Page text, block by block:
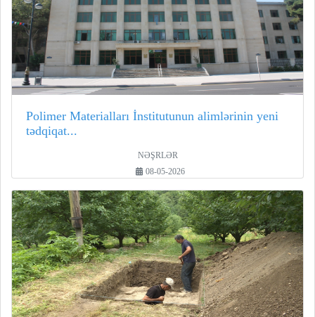
Polimer Materialları İnstitutunun alimlərinin yeni
tədqiqat...
NƏŞRLƏR
08-05-2026